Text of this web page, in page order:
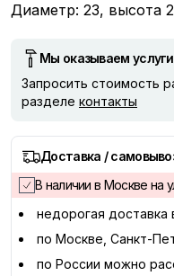
Диаметр: 23, высота
Мы оказываем
Запросить стоимость
разделе контакты
Доставка /
В наличии в Москве на
недорогая доставка
по Москве, Санкт-
по России можно